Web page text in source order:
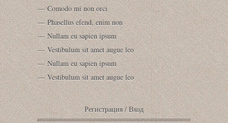
Comodo mi non orci
Phasellus efend, enim non
Nullam eu sapien ipsum
Vestibulum sit amet augue leo
Nullam eu sapien ipsum
Vestibulum sit amet augue leo
Регистрация/Вход